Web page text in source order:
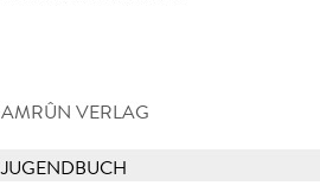
AMRÛN VERLAG
JUGENDBUCH